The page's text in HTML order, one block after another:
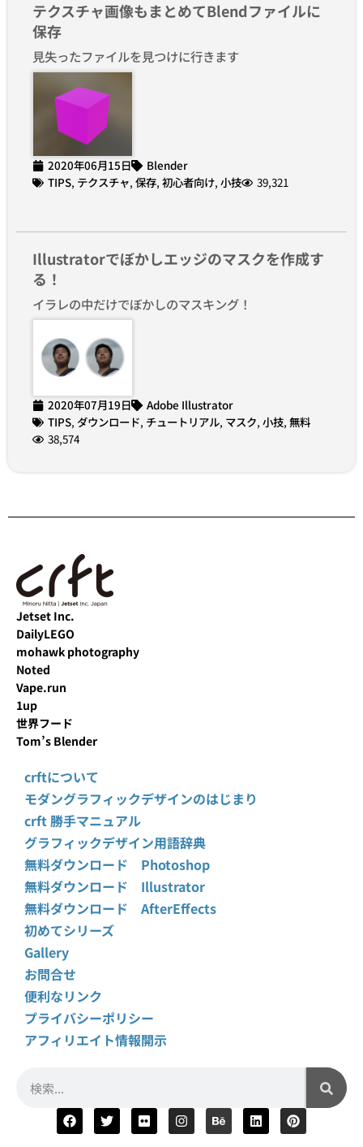
テクスチャ画像もまとめてBlendファイルに
保存
見失ったファイルを見つけに行きます
2020年06月15日
Blender
TIPS, テクスチャ, 保存, 初心者向け, 小技 39,321
Illustratorでぼかしエッジのマスクを作成す
る！
イラレの中だけでぼかしのマスキング！
2020年07月19日
Adobe Illustrator
TIPS, ダウンロード, チュートリアル, マスク, 小技, 無料
38,574
Jetset Inc.
DailyLEGO
mohawk photography
Noted
Vape.run
1up
世界フード
Tom’s Blender
crftについて
モダングラフィックデザインのはじまり
crft 勝手マニュアル
グラフィックデザイン用語辞典
無料ダウンロード Photoshop
無料ダウンロード Illustrator
無料ダウンロード AfterEffects
初めてシリーズ
Gallery
お問合せ
便利なリンク
プライバシーポリシー
アフィリエイト情報開示